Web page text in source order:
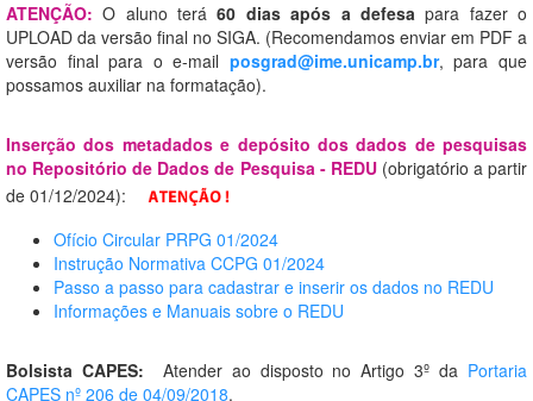
ATENÇÃO: O aluno terá60 dias após a defesapara fazer o
UPLOAD da versão final no SIGA. (Recomendamos enviar em PDF a
versão final para o e-mail posgrad@ime.unicamp.br, para que
possamos auxiliar na formatação).
Inserção dos metadados e depósito dos dados de pesquisas
no Repositório de Dados de Pesquisa - REDU(obrigatório a partir
de 01/12/2024):
Ofício Circular PRPG 01/2024
Instrução Normativa CCPG 01/2024
Passo a passo para cadastrar e inserir os dados no REDU
Informações e Manuais sobre o REDU
Bolsista CAPES: Atender ao disposto no Artigo 3º da Portaria
CAPES nº 206 de 04/09/2018.